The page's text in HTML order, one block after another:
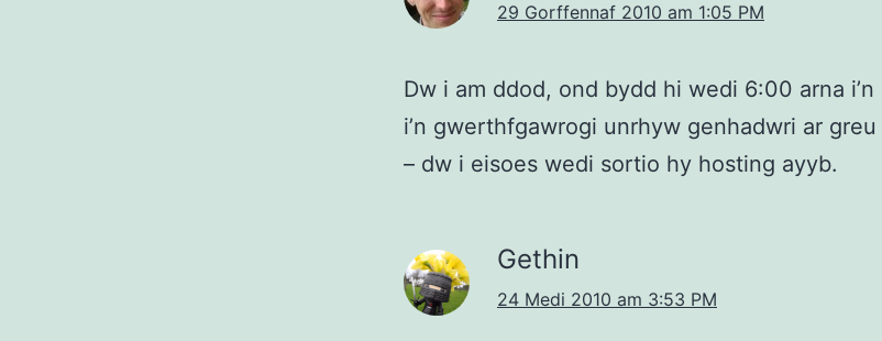
29 Gorffennaf 2010 am 1:05 PM
Dw i am ddod, ond bydd hi wedi 6:00 arna
i’n gwerthfgawrogi unrhyw genhadwri ar
– dw i eisoes wedi sortio hy hosting ayyb.
Gethin
24 Medi 2010 am 3:53 PM